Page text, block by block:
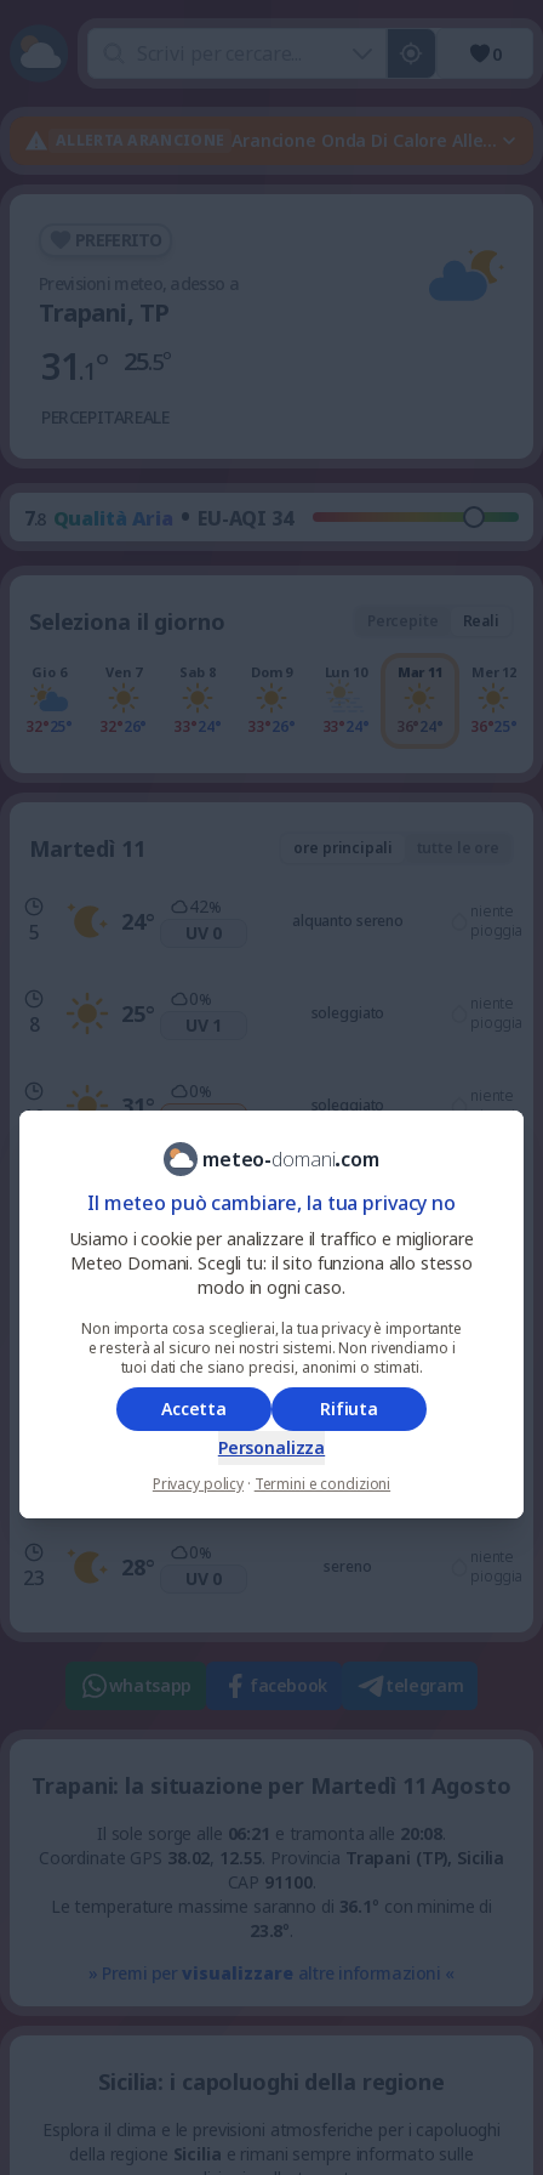
0
ALLERTA ARANCIONE Arancione Onda Di Calore Allerta ·
Trapani, TP
31.1°
PERCEPITA
25.5°
REALE
7.8 Qualità Aria • EU-AQI 34
Seleziona il giorno Reali
Gio 6
32°25°
Ven 7
32°26°
Sab 8
33°24°
Dom 9
33°26°
Lun 10
33°24°
Mar 11
36°24°
Mer 12
36°25°
Martedì 11 ore principali
5 24°
42%
UV 0
alquanto sereno
niente
pioggia
8 25°
0%
UV 1
soleggiato
niente
pioggia
10 31°
0%
UV 3
soleggiato
niente
pioggia
35° UV 6
soleggiato
0%
UV 8
soleggiato
34°
0%
UV 4
° UV 0
sereno
23 28°
0%
UV 0
sereno
niente
pioggia
whatsapp facebook telegram
Trapani: la situazione per Martedì 11 Agosto
Il sole sorge alle 06:21 e tramonta alle 20:08.
Coordinate GPS 38.02, 12.55. Provincia Trapani (TP), Sicilia
CAP 91100.
Le temperature massime saranno di 36.1° con minime di
23.8°.
» Premi pervisualizzare altre informazioni «
Sicilia: i capoluoghi della regione
Esplora il clima e le previsioni atmosferiche per i capoluoghi
della regione Sicilia e rimani sempre informato sulle
meteo-domani.com
Il meteo può cambiare, la tua privacy no
Usiamo i cookie per analizzare il traffico e migliorare
Meteo Domani. Scegli tu: il sito funziona allo stesso
modo in ogni caso.
Non importa cosa sceglierai, la tua privacy è importante
e resterà al sicuro nei nostri sistemi. Non rivendiamo i
tuoi dati che siano precisi, anonimi o stimati.
Accetta
Rifiuta
Personalizza
Privacy policy · Termini e condizioni